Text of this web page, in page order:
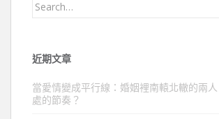
近期文章
當愛情變成平行線：婚姻裡南轅北轍的兩
處的節奏？